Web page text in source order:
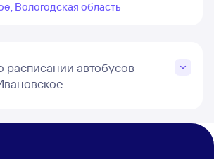
Вологодская область
автобусов